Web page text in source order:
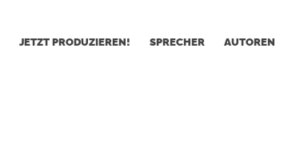
JETZT PRODUZIEREN! SPRECHER AUTOREN